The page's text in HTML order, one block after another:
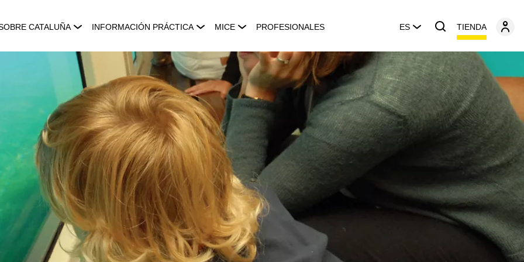
CATALUÑA INFORMACIÓN PRÁCTICA MICE PROFESIONALES ES TIENDA